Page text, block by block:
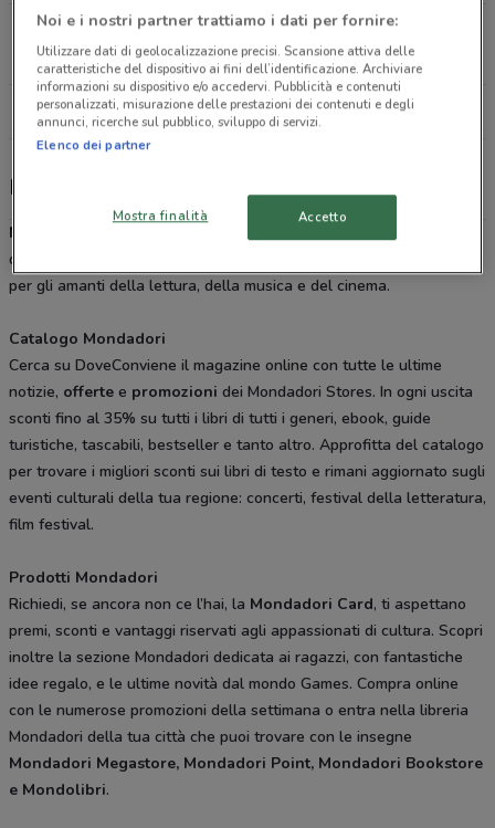
Via Xxvi Aprile, 29 Chiari
25 km
APERTO
Tutti i negozi Mondadori Store
Mondadori Store, offerte e negozi
Mondadori
distribuzione e vendita di libri, cd, dvd, ebook e articoli d’interesse
per gli amanti della lettura, della musica e del cinema.
Catalogo Mondadori
Cerca su DoveConviene il magazine online con tutte le ultime
notizie, offerte e promozioni dei Mondadori Stores. In ogni uscita
sconti fino al 35% su tutti i libri di tutti i generi, ebook, guide
turistiche, tascabili, bestseller e tanto altro. Approfitta del catalogo
per trovare i migliori sconti sui libri di testo e rimani aggiornato sugli
eventi culturali della tua regione: concerti, festival della letteratura,
film festival.
Prodotti Mondadori
Richiedi, se ancora non ce l’hai, la Mondadori Card, ti aspettano
premi, sconti e vantaggi riservati agli appassionati di cultura. Scopri
inoltre la sezione Mondadori dedicata ai ragazzi, con fantastiche
idee regalo, e le ultime novità dal mondo Games. Compra online
con le numerose promozioni della settimana o entra nella libreria
Mondadori della tua città che puoi trovare con le insegne
Mondadori Megastore, Mondadori Point, Mondadori Bookstore
e Mondolibri.
Noi e i nostri partner trattiamo i dati per fornire:
Utilizzare dati di geolocalizzazione precisi. Scansione attiva delle
caratteristiche del dispositivo ai fini dell’identificazione. Archiviare
informazioni su dispositivo e/o accedervi. Pubblicità e contenuti
personalizzati, misurazione delle prestazioni dei contenuti e degli
annunci, ricerche sul pubblico, sviluppo di servizi.
Elenco dei partner
Mostra finalità Accetto